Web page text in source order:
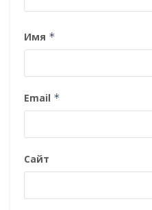
Имя *
Email *
Сайт